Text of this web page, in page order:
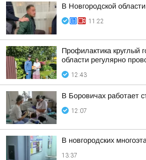
В Новгородской
11:22
Профилактика круглый
области регулярно
12:43
В Боровичах работает
12:07
В новгородских
13:37